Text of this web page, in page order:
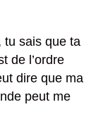
tu sais que ta
de l’ordre
dire que ma
peut me